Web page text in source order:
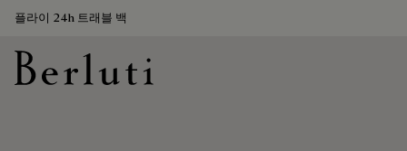
플라이 24h 트래블 백